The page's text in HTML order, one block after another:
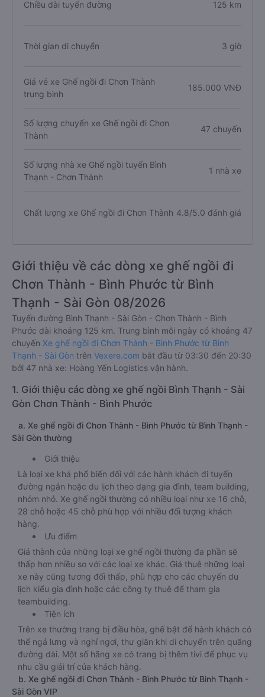
Chiều dài tuyến đường 125 km
Thời gian di chuyển 3 giờ
Giá vé xe Ghế ngồi đi Chơn Thành
trung bình
185.000 VNĐ
Số lượng chuyến xe Ghế ngồi đi Chơn
Thành
47 chuyến
Số lượng nhà xe Ghế ngồi tuyến Bình
Thạnh - Chơn Thành
1 nhà xe
Chất lượng xe Ghế ngồi đi Chơn Thành 4.8/5.0 đánh giá
Giới thiệu về các dòng xe ghế ngồi đi
Chơn Thành - Bình Phước từ Bình
Thạnh - Sài Gòn 08/2026
Tuyến đường Bình Thạnh - Sài Gòn - Chơn Thành - Bình
Phước dài khoảng 125 km. Trung bình mỗi ngày có khoảng 47
chuyến Xe ghế ngồi đi Chơn Thành - Bình Phước từ Bình
Thạnh - Sài Gòn trên Vexere.com bắt đầu từ 03:30 đến 20:30
bởi 47 nhà xe: Hoàng Yến Logistics vận hành.
1. Giới thiệu các dòng xe ghế ngồi Bình Thạnh - Sài
Gòn Chơn Thành - Bình Phước
a. Xe ghế ngồi đi Chơn Thành - Bình Phước từ Bình Thạnh -
Sài Gòn thường
Giới thiệu
Là loại xe khá phổ biến đối với các hành khách đi tuyến
đường ngắn hoặc du lịch theo dạng gia đình, team building,
nhóm nhỏ. Xe ghế ngồi thường có nhiều loại như xe 16 chỗ,
28 chỗ hoặc 45 chỗ phù hợp với nhiều đối tượng khách
hàng.
Ưu điểm
Giá thành của những loại xe ghế ngồi thường đa phần sẽ
thấp hơn nhiều so với các loại xe khác. Giá thuê những loại
xe này cũng tương đối thấp, phù hợp cho các chuyến du
lịch kiểu gia đình hoặc các công ty thuê để tham gia
teambuilding.
Tiện ích
Trên xe thường trang bị điều hòa, ghế bật để hành khách có
thể ngả lưng và nghỉ ngơi, thư giãn khi di chuyển trên quãng
đường dài. Một số hãng xe có trang bị thêm tivi để phục vụ
nhu cầu giải trí của khách hàng.
b. Xe ghế ngồi đi Chơn Thành - Bình Phước từ Bình Thạnh -
Sài Gòn VIP